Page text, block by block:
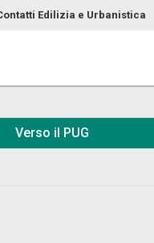
Edilizia e Urbanistica
Verso il PUG